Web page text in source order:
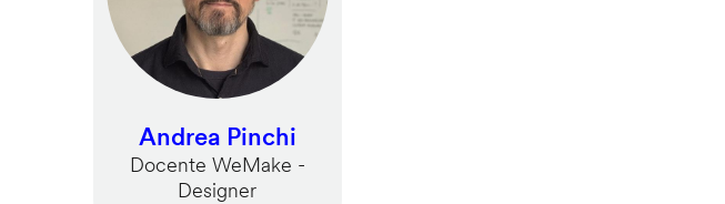
Andrea Pinchi
Docente WeMake -
Designer